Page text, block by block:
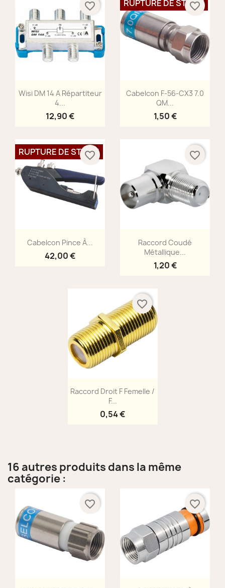
Aperçu rapide
Wisi DM 14 A Répartiteur
4...
12,90 €
favorite_border
Aperçu rapide
Cabelcon F-56-CX3 7.0
QM...
1,50 €
RUPTURE DE STOCK
favorite_border
Aperçu rapide
Cabelcon Pince À...
42,00 €
RUPTURE DE STOCK
favorite_border
Aperçu rapide
Raccord Coudé
Métallique...
1,20 €
favorite_border
Aperçu rapide
Raccord Droit F Femelle /
F...
0,54 €
favorite_border
16 autres produits dans la même
catégorie :
favorite_border favorite_border